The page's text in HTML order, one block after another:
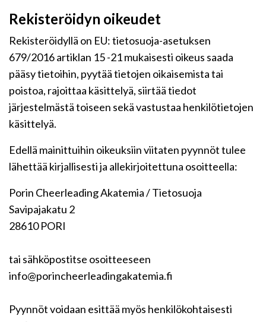
Rekisteröidyn oikeudet
Rekisteröidyllä on EU: tietosuoja-asetuksen
679/2016 artiklan 15 -21 mukaisesti oikeus saada
pääsy tietoihin, pyytää tietojen oikaisemista tai
poistoa, rajoittaa käsittelyä, siirtää tiedot
järjestelmästä toiseen sekä vastustaa henkilötietojen
käsittelyä.
Edellä mainittuihin oikeuksiin viitaten pyynnöt tulee
lähettää kirjallisesti ja allekirjoitettuna osoitteella:
Porin Cheerleading Akatemia / Tietosuoja
Savipajakatu 2
28610 PORI
tai sähköpostitse osoitteeseen
info@porincheerleadingakatemia.fi
Pyynnöt voidaan esittää myös henkilökohtaisesti